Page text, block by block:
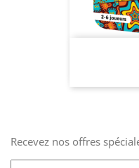
Recevez nos offres